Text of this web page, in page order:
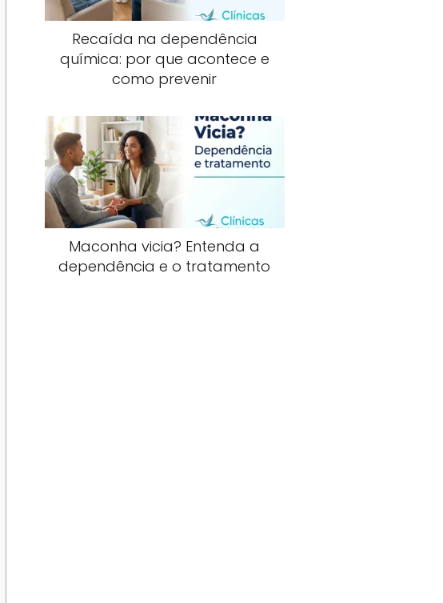
Recaída na dependência
química: por que acontece e
como prevenir
Maconha vicia? Entenda a
dependência e o tratamento